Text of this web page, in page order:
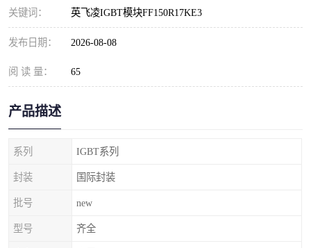
关键词： 英飞凌IGBT模块FF150R17KE3
发布日期： 2026-08-08
阅 读 量： 65
产品描述
系列 IGBT系列
封装 国际封装
批号 new
型号 齐全